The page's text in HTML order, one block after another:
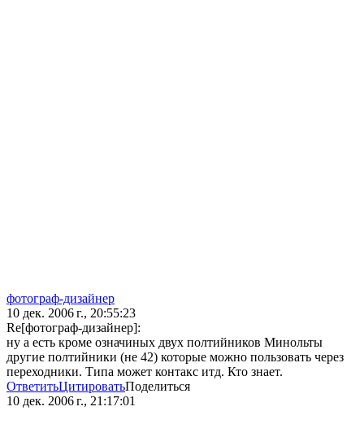
фотограф-дизайнер
10 дек. 2006 г., 20:55:23
Re[фотограф-дизайнер]:
ну а есть кроме означиных двух полтийников Минольты
другие полтийники (не 42) которые можно пользовать через
переходники. Типа может контакс итд. Кто знает.
ОтветитьЦитироватьПоделиться
10 дек. 2006 г., 21:17:01